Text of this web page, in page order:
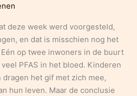
deze week werd voorgesteld,
en dat is misschien nog het
op twee inwoners in de buurt
PFAS in het bloed. Kinderen
het gif met zich mee,
hun leven. Maar de conclusie